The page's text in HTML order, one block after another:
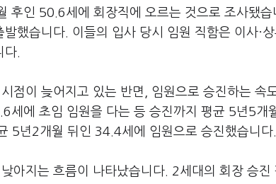
후인 50.6세에 회장직에 오르는 것으로 조사됐습
발했습니다 이들의 입사 당시 임원 직함은 이사·상
다
점이 늦어지고 있는 반면 임원으로 승진하는 속
세에 초임 임원을 다는 등 승진까지 평균 5년5개
5년2개월 뒤인 34.4세에 임원으로 승진했습니다
아지는 흐름이 나타났습니다 . 2세대의 회장 승진